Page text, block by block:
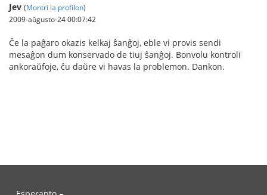
Jev (Montri la profilon)
2009-aŭgusto-24 00:07:42
Ĉe la paĝaro okazis kelkaj ŝanĝoj, eble vi provis sendi
mesaĝon dum konservado de tiuj ŝanĝoj. Bonvolu kontroli
ankoraŭfoje, ĉu daŭre vi havas la problemon. Dankon.